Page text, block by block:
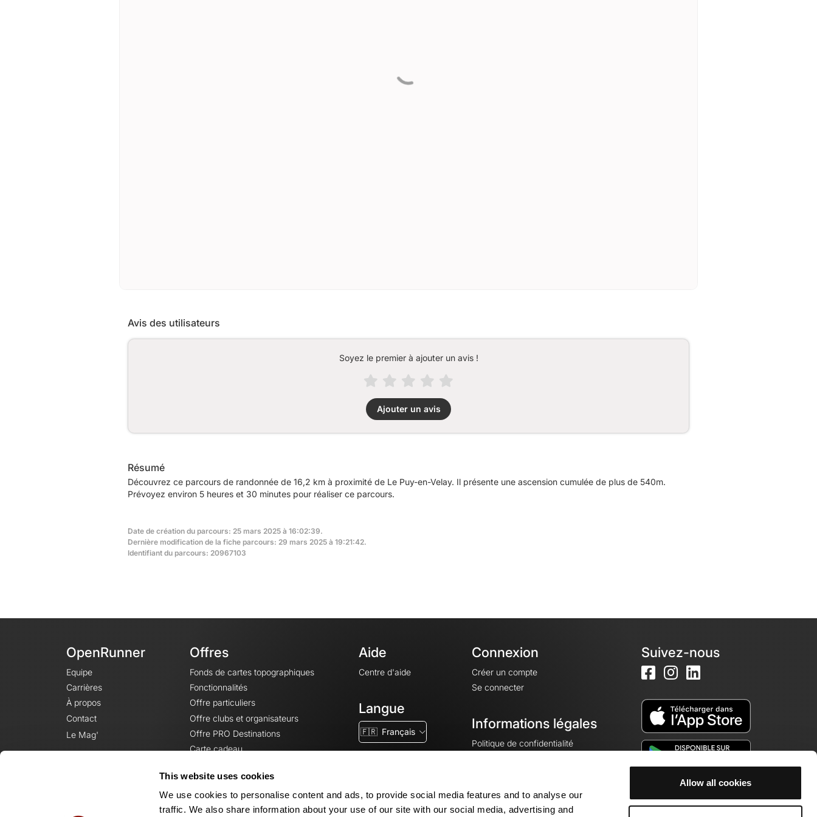
This website uses cookies
We use cookies to personalise content and ads, to provide social media features and to analyse our
traffic. We also share information about your use of our site with our social media, advertising and
Allow all cookies
Avis des utilisateurs
Soyez le premier à ajouter un avis !
Ajouter un avis
Résumé
Découvrez ce parcours de randonnée de 16,2 km à proximité de Le Puy-en-Velay. Il présente une ascension cumulée de plus de 540m.
Prévoyez environ 5 heures et 30 minutes pour réaliser ce parcours.
Date de création du parcours: 25 mars 2025 à 16:02:39.
Dernière modification de la fiche parcours: 29 mars 2025 à 19:21:42.
Identifiant du parcours: 20967103
OpenRunner
Equipe
Carrières
À propos
Contact
Le Mag'
Offres
Fonds de cartes topographiques
Fonctionnalités
Offre particuliers
Offre clubs et organisateurs
Offre PRO Destinations
Carte cadeau
Aide
Centre d'aide
Langue
🇫🇷 Français
Connexion
Créer un compte
Se connecter
Informations légales
Politique de confidentialité
Mentions légales
Paramètres des cookies
Suivez-nous